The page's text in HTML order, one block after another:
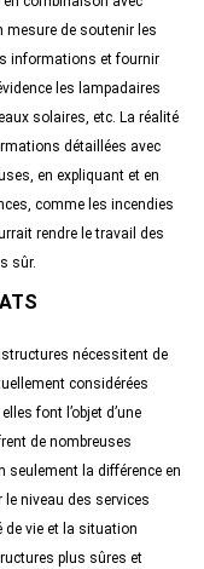
mesure de soutenir les
informations et fournir
les lampadaires
solaires, etc. La réalité
détaillées avec
en expliquant et en
comme les incendies
rendre le travail des
sûr.
nécessitent de
considérées
font l’objet d’une
de nombreuses
la différence en
niveau des services
vie et la situation
plus sûres et